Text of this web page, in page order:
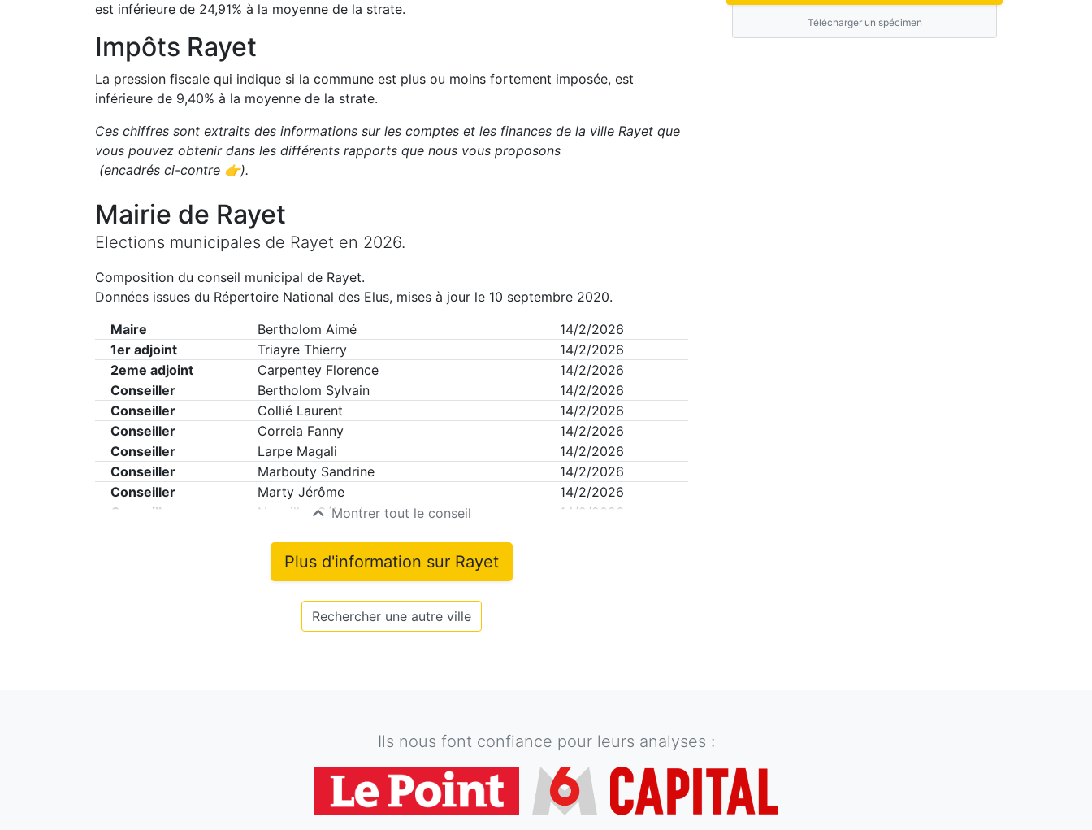
est inférieure de 24,91% à la moyenne de la strate.
Impôts Rayet
La pression fiscale qui indique si la commune est plus ou moins fortement imposée, est
inférieure de 9,40% à la moyenne de la strate.
Ces chiffres sont extraits des informations sur les comptes et les finances de la ville Rayet que
vous pouvez obtenir dans les différents rapports que nous vous proposons
(encadrés ci-contre 👉).
Mairie de Rayet
Elections municipales de Rayet en 2026.
Composition du conseil municipal de Rayet.
Données issues du Répertoire National des Elus, mises à jour le 10 septembre 2020.
Maire
Bertholom Aimé
14/2/2026
1er adjoint
Triayre Thierry
14/2/2026
2eme adjoint
Carpentey Florence
14/2/2026
Conseiller
Bertholom Sylvain
14/2/2026
Conseiller
Collié Laurent
14/2/2026
Conseiller
Correia Fanny
14/2/2026
Conseiller
Larpe Magali
14/2/2026
Conseiller
Marbouty Sandrine
14/2/2026
Conseiller
Marty Jérôme
14/2/2026
Conseiller
Nouailles Sébastien 14/2/2026
Montrer tout le conseil
Plus d'information sur Rayet
Rechercher une autre ville
Télécharger un spécimen
Ils nous font confiance pour leurs analyses :